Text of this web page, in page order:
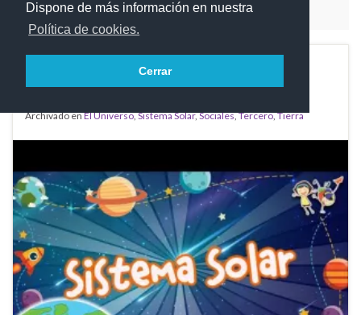
Dispone de más información en nuestra
Política de cookies.
Cerrar
ETIQUETA: UNIVERSO
13
EL SISTEMA SOLAR
Archivado enEl Universo,Sistema Solar,Sociales,Tercero,Tierra